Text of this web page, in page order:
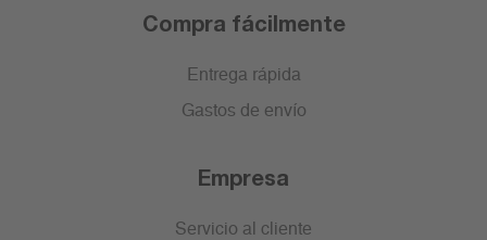
Compra fácilmente
Entrega rápida
Gastos de envío
Empresa
Servicio al cliente